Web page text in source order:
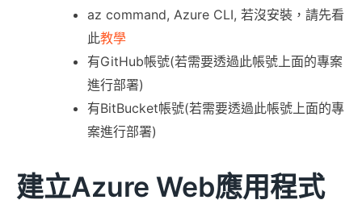
az command, Azure CLI, 若沒安裝，請先看
此教學
有GitHub帳號(若需要透過此帳號上面的專案
進行部署)
有BitBucket帳號(若需要透過此帳號上面的專
案進行部署)
建立Azure Web應用程式